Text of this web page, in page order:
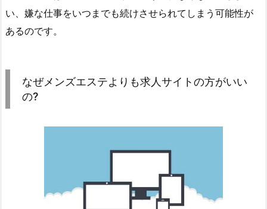
い、嫌な仕事をいつまでも続けさせられてしまう可能性が
あるのです。
なぜメンズエステよりも求人サイトの方がいい
の?